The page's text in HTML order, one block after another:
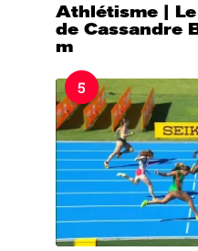
Athlétisme |
de Cassandre
m
5